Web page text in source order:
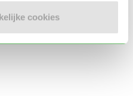
cookies